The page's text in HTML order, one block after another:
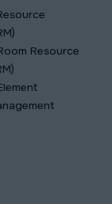
Resource